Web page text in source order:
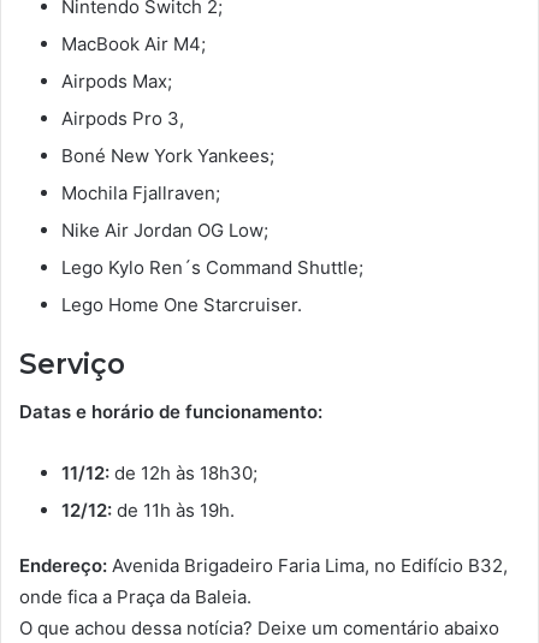
Nintendo Switch 2;
MacBook Air M4;
Airpods Max;
Airpods Pro 3,
Boné New York Yankees;
Mochila Fjallraven;
Nike Air Jordan OG Low;
Lego Kylo Ren´s Command Shuttle;
Lego Home One Starcruiser.
Serviço
Datas e horário de funcionamento:
11/12: de 12h às 18h30;
12/12: de 11h às 19h.
Endereço: Avenida Brigadeiro Faria Lima, no Edifício B32,
onde fica a Praça da Baleia.
O que achou dessa notícia? Deixe um comentário abaixo